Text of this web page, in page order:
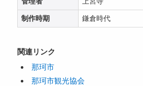
制作時期 鎌倉時代
関連リンク
那珂市
那珂市観光協会